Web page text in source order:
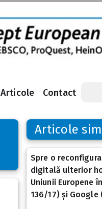
Articole Contact
Articole
Spre o
digitală ulterior
Uniunii Europene
136/17) și Google